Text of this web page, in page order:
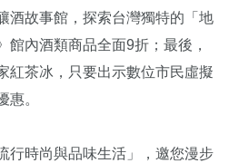
酒故事館，探索台灣獨特的「地
館內酒類商品全面9折；最後，
紅茶冰，只要出示數位市民虛擬
惠。
行時尚與品味生活」，邀您漫步